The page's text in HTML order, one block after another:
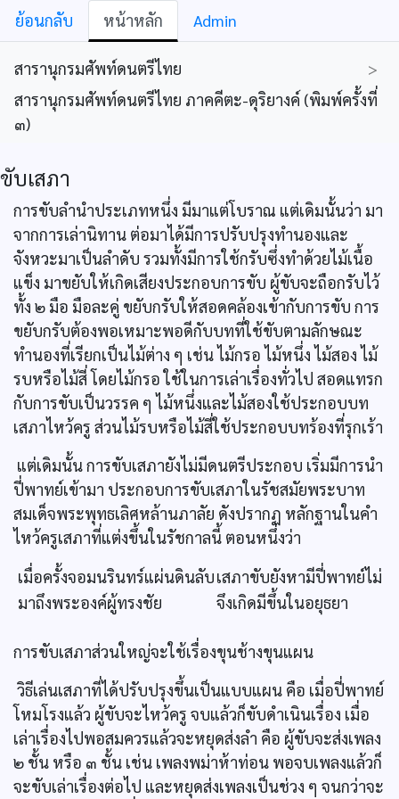
ย้อนกลับ หน้าหลัก Admin
สารานุกรมศัพท์ดนตรีไทย
>
สารานุกรมศัพท์ดนตรีไทย ภาคคีตะ-ดุริยางค์ (พิมพ์ครั้งที่
๓)
ขับเสภา
การขับลำนำประเภทหนึ่ง มีมาแต่โบราณ แต่เดิมนั้นว่า มา
จากการเล่านิทาน ต่อมาได้มีการปรับปรุงทำนองและ
จังหวะมาเป็นลำดับ รวมทั้งมีการใช้กรับซึ่งทำด้วยไม้เนื้อ
แข็ง มาขยับให้เกิดเสียงประกอบการขับ ผู้ขับจะถือกรับไว้
ทั้ง ๒ มือ มือละคู่ ขยับกรับให้สอดคล้องเข้ากับการขับ การ
ขยับกรับต้องพอเหมาะพอดีกับบทที่ใช้ขับตามลักษณะ
ทำนองที่เรียกเป็นไม้ต่าง ๆ เช่น ไม้กรอ ไม้หนึ่ง ไม้สอง ไม้
รบหรือไม้สี่ โดยไม้กรอ ใช้ในการเล่าเรื่องทั่วไป สอดแทรก
กับการขับเป็นวรรค ๆ ไม้หนึ่งและไม้สองใช้ประกอบบท
เสภาไหว้ครู ส่วนไม้รบหรือไม้สี่ใช้ประกอบบทร้องที่รุกเร้า
แต่เดิมนั้น การขับเสภายังไม่มีดนตรีประกอบ เริ่มมีการนำ
ปี่พาทย์เข้ามา ประกอบการขับเสภาในรัชสมัยพระบาท
สมเด็จพระพุทธเลิศหล้านภาลัย ดังปรากฏ หลักฐานในคำ
ไหว้ครูเสภาที่แต่งขึ้นในรัชกาลนี้ ตอนหนึ่งว่า
เมื่อครั้งจอมนรินทร์แผ่นดินลับเสภาขับยังหามีปี่พาทย์ไม่
มาถึงพระองค์ผู้ทรงชัย
จึงเกิดมีขึ้นในอยุธยา
การขับเสภาส่วนใหญ่จะใช้เรื่องขุนช้างขุนแผน
วิธีเล่นเสภาที่ได้ปรับปรุงขึ้นเป็นแบบแผน คือ เมื่อปี่พาทย์
โหมโรงแล้ว ผู้ขับจะไหว้ครู จบแล้วก็ขับดำเนินเรื่อง เมื่อ
เล่าเรื่องไปพอสมควรแล้วจะหยุดส่งลำ คือ ผู้ขับจะส่งเพลง
๒ ชั้น หรือ ๓ ชั้น เช่น เพลงพม่าห้าท่อน พอจบเพลงแล้วก็
จะขับเล่าเรื่องต่อไป และหยุดส่งเพลงเป็นช่วง ๆ จนกว่าจะ